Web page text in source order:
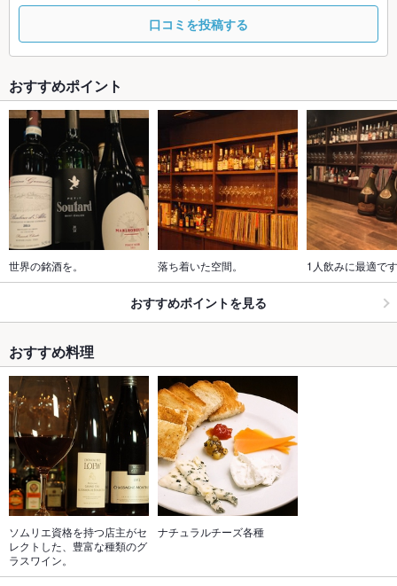
口コミを投稿する
おすすめポイント
世界の銘酒を。 落ち着いた空間。 1人飲みに最適で
おすすめポイントを見る
おすすめ料理
ソムリエ資格を持つ店主がセ
レクトした、豊富な種類のグ
ラスワイン。
ナチュラルチーズ各種